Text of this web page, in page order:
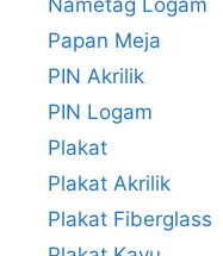
Papan Meja
PIN Akrilik
PIN Logam
Plakat
Plakat Akrilik
Plakat Fiberglass